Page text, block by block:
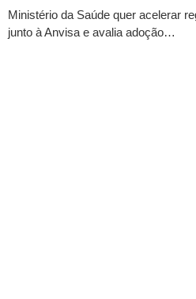
Ministério da Saúde quer acelerar
junto à Anvisa e avalia adoção…